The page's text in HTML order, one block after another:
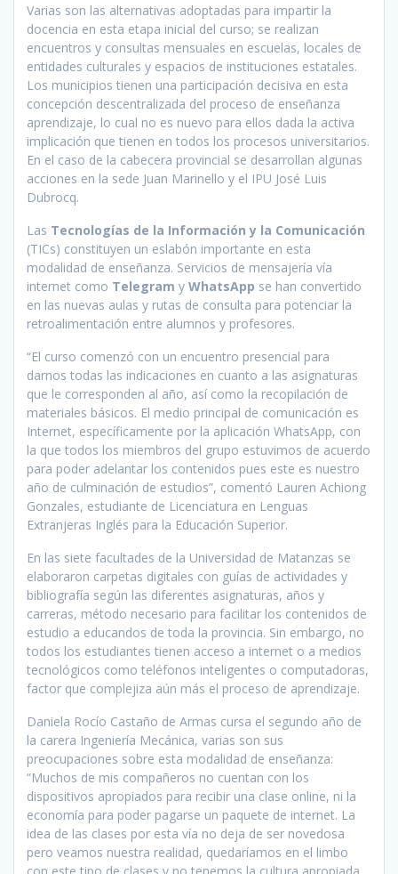
Varias son las alternativas adoptadas para impartir la
docencia en esta etapa inicial del curso; se realizan
encuentros y consultas mensuales en escuelas, locales de
entidades culturales y espacios de instituciones estatales.
Los municipios tienen una participación decisiva en esta
concepción descentralizada del proceso de enseñanza
aprendizaje, lo cual no es nuevo para ellos dada la activa
implicación que tienen en todos los procesos universitarios.
En el caso de la cabecera provincial se desarrollan algunas
acciones en la sede Juan Marinello y el IPU José Luis
Dubrocq.
Las Tecnologías de la Información y la Comunicación
(TICs) constituyen un eslabón importante en esta
modalidad de enseñanza. Servicios de mensajería vía
internet como Telegram y WhatsApp se han convertido
en las nuevas aulas y rutas de consulta para potenciar la
retroalimentación entre alumnos y profesores.
“El curso comenzó con un encuentro presencial para
darnos todas las indicaciones en cuanto a las asignaturas
que le corresponden al año, así como la recopilación de
materiales básicos. El medio principal de comunicación es
Internet, específicamente por la aplicación WhatsApp, con
la que todos los miembros del grupo estuvimos de acuerdo
para poder adelantar los contenidos pues este es nuestro
año de culminación de estudios”, comentó Lauren Achiong
Gonzales, estudiante de Licenciatura en Lenguas
Extranjeras Inglés para la Educación Superior.
En las siete facultades de la Universidad de Matanzas se
elaboraron carpetas digitales con guías de actividades y
bibliografía según las diferentes asignaturas, años y
carreras, método necesario para facilitar los contenidos de
estudio a educandos de toda la provincia. Sin embargo, no
todos los estudiantes tienen acceso a internet o a medios
tecnológicos como teléfonos inteligentes o computadoras,
factor que complejiza aún más el proceso de aprendizaje.
Daniela Rocío Castaño de Armas cursa el segundo año de
la carera Ingeniería Mecánica, varias son sus
preocupaciones sobre esta modalidad de enseñanza:
“Muchos de mis compañeros no cuentan con los
dispositivos apropiados para recibir una clase online, ni la
economía para poder pagarse un paquete de internet. La
idea de las clases por esta vía no deja de ser novedosa
pero veamos nuestra realidad, quedaríamos en el limbo